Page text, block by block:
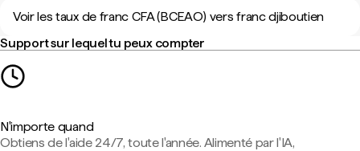
Voir les taux de franc CFA (BCEAO) vers franc djiboutien
Support sur lequel tu peux compter
N'importe quand
Obtiens de l'aide 24/7, toute l'année. Alimenté par l'IA,